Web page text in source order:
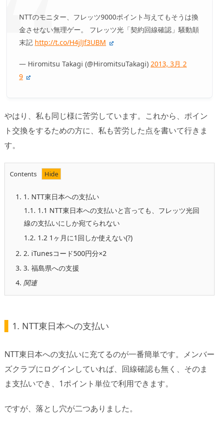
NTTのモニター、フレッツ9000ポイント与えてもそうは換
金させない無理ゲー。 フレッツ光「契約回線確認」騒動顛
末記 http://t.co/H4jlJf3UBM
— Hiromitsu Takagi (@HiromitsuTakagi) 2013, 3月 2
9
やはり、私も同じ様に苦労しています。これから、ポイン
ト交換をするための方に、私も苦労した点を書いて行きま
す。
Contents
1. 1. NTT東日本への支払い
1.1. 1.1 NTT東日本への支払いと言っても、フレッツ光回
線の支払いにしか宛てられない
1.2. 1.2 1ヶ月に1回しか使えない(?)
2. 2. iTunesコード500円分×2
3. 3. 福島県への支援
4. 関連
1. NTT東日本への支払い
NTT東日本への支払いに充てるのが一番簡単です。メンバー
ズクラブにログインしていれば、回線確認も無く、そのま
ま支払いでき、1ポイント単位で利用できます。
ですが、落とし穴が二つありました。